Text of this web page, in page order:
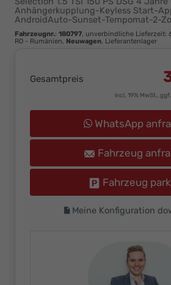
Ihr
Innovatives
Autohaus
Anhängerkupplung-Keyless Start-
AndroidAuto-Sunset-Tempomat-2-
Fahrzeugnr.: 180797 , unverbindliche Lieferzeit:
RO - Rumänien, Neuwagen , Lieferantenlager
Gesamtpreis
incl. 19% MwSt.,
WhatsApp
Fahrzeug
Fahrzeug
Meine Konfiguration